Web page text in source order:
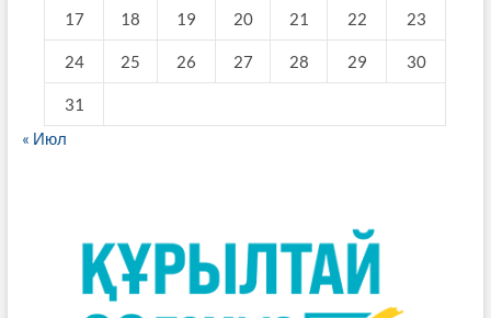
17 18 19 20 21 22 23
24 25 26 27 28 29 30
31
« Июл